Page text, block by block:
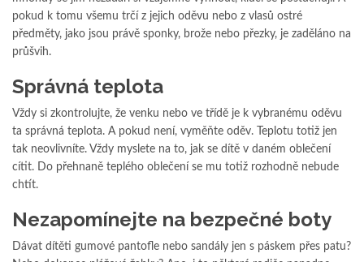
pokud k tomu všemu trčí z jejich oděvu nebo z vlasů ostré
předměty, jako jsou právě sponky, brože nebo přezky, je zaděláno na
průšvih.
Správná teplota
Vždy si zkontrolujte, že venku nebo ve třídě je k vybranému oděvu
ta správná teplota. A pokud není, vyměňte oděv. Teplotu totiž jen
tak neovlivníte. Vždy myslete na to, jak se dítě v daném oblečení
cítit. Do přehnaně teplého oblečení se mu totiž rozhodně nebude
chtít.
Nezapomínejte na bezpečné boty
Dávat dítěti gumové pantofle nebo sandály jen s páskem přes patu?